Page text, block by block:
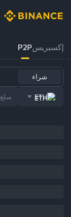
إكسبريسP2P
شراء
ETH